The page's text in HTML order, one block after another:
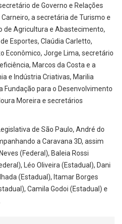
de Governo e Relações
a secretária de Turismo e
de Agricultura e Abastecimento,
Esportes, Claúdia Carletto,
Econômico, Jorge Lima, secretário
Marcos da Costa e a
e Indústria Criativas, Marilia
Fundação para o Desenvolvimento
Moreira e secretários
de São Paulo, André do
a Caravana 3D, assim
(Federal), Baleia Rossi
Léo Oliveira (Estadual), Dani
(Estadual), Itamar Borges
Camila Godoi (Estadual) e